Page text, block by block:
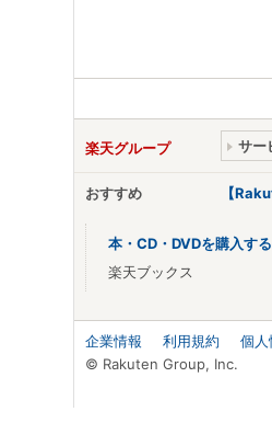
楽天グループ サー
おすすめ 【
本・CD・DVDを購入する
楽天ブックス
企業情報 利用規約 個人
© Rakuten Group, Inc.